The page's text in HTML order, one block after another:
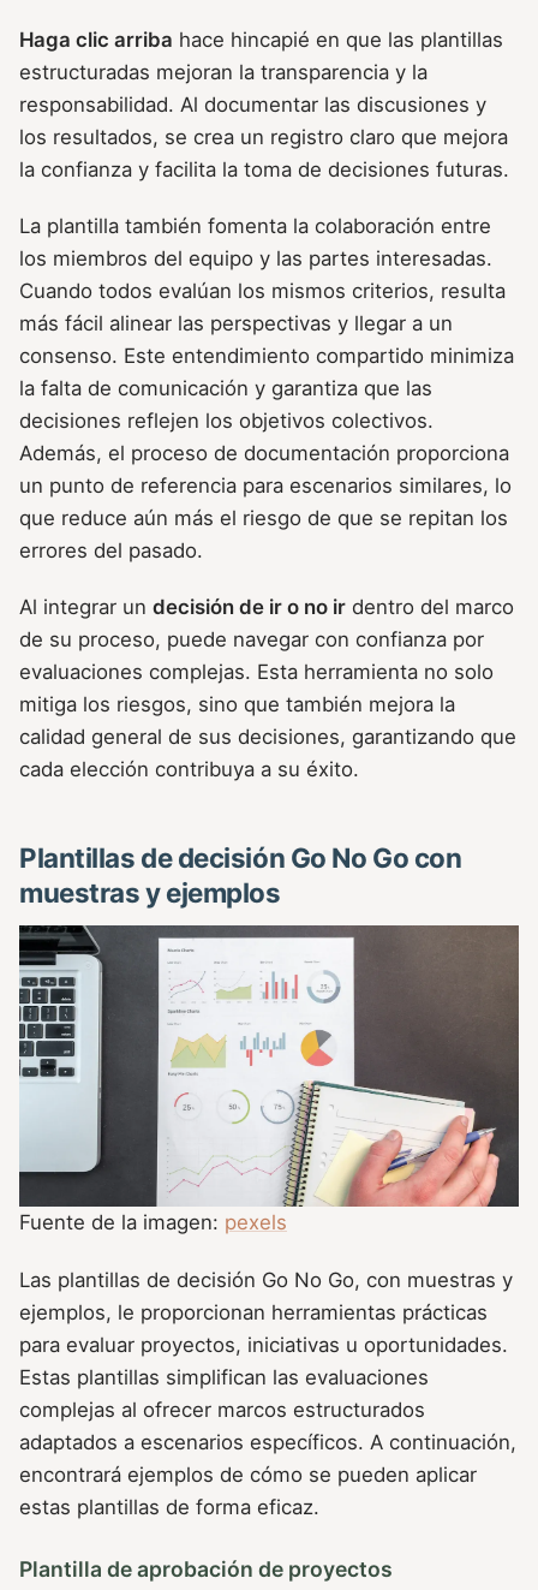
Haga clic arriba hace hincapié en que las plantillas
estructuradas mejoran la transparencia y la
responsabilidad. Al documentar las discusiones y
los resultados, se crea un registro claro que mejora
la confianza y facilita la toma de decisiones futuras.
La plantilla también fomenta la colaboración entre
los miembros del equipo y las partes interesadas.
Cuando todos evalúan los mismos criterios, resulta
más fácil alinear las perspectivas y llegar a un
consenso. Este entendimiento compartido minimiza
la falta de comunicación y garantiza que las
decisiones reflejen los objetivos colectivos.
Además, el proceso de documentación proporciona
un punto de referencia para escenarios similares, lo
que reduce aún más el riesgo de que se repitan los
errores del pasado.
Al integrar un decisión de ir o no ir dentro del marco
de su proceso, puede navegar con confianza por
evaluaciones complejas. Esta herramienta no solo
mitiga los riesgos, sino que también mejora la
calidad general de sus decisiones, garantizando que
cada elección contribuya a su éxito.
Plantillas de decisión Go No Go con
muestras y ejemplos
Fuente de la imagen: pexels
Las plantillas de decisión Go No Go, con muestras y
ejemplos, le proporcionan herramientas prácticas
para evaluar proyectos, iniciativas u oportunidades.
Estas plantillas simplifican las evaluaciones
complejas al ofrecer marcos estructurados
adaptados a escenarios específicos. A continuación,
encontrará ejemplos de cómo se pueden aplicar
estas plantillas de forma eficaz.
Plantilla de aprobación de proyectos